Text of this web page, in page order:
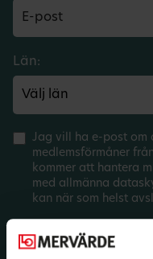
Län:
Jag vill ha e-post om
medlemsförmåner
kommer att hantera
med allmänna
kan när som helst